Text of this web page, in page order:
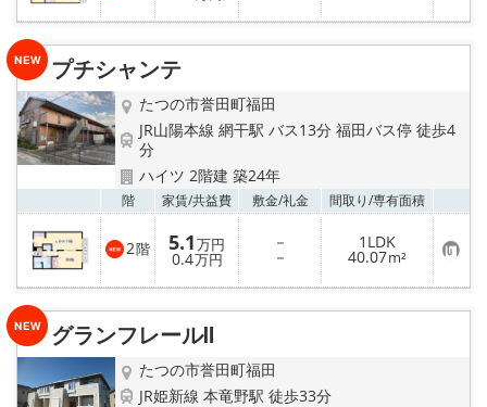
気
に
り
プチシャンテ
たつの市誉田町福田
JR山陽本線 網干駅 バス13分 福田バス停 徒歩4
分
ハイツ 2階建 築24年
階 家賃/共益費 敷金/礼金 間取り/専有面積
2階 5.1万円
0.4万円
－
－
1LDK
40.07m² お
気
に
り
グランフレールⅡ
たつの市誉田町福田
JR姫新線 本竜野駅 徒歩33分